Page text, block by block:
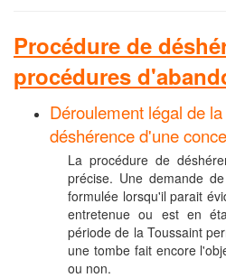
Procédure de
procédures
Déroulement légal de
déshérence d'une
La procédure de
précise. Une demande
formulée lorsqu'il parait
entretenue ou est en
période de la Toussaint
une tombe fait encore
ou non.